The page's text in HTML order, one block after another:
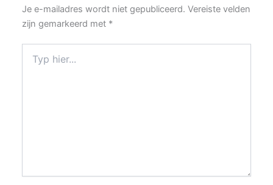
Je e-mailadres wordt niet gepubliceerd. Vereiste velden
zijn gemarkeerd met *
hier...